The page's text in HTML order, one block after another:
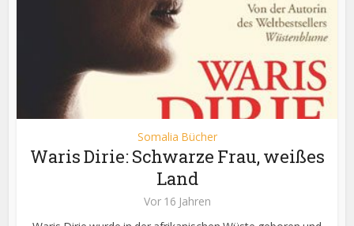
Somalia Bücher
Waris Dirie: Schwarze Frau, weißes
Land
Vor 16 Jahren